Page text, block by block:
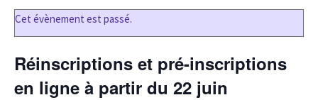
Cet évènement est passé.
Réinscriptions et pré-inscriptions
en ligne à partir du 22 juin